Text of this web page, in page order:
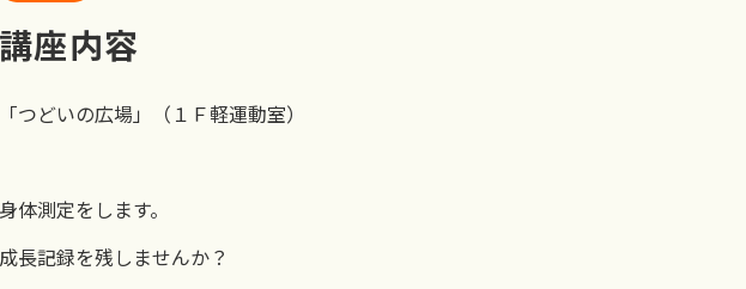
講座内容
「つどいの広場」（１Ｆ軽運動室）
身体測定をします。
成長記録を残しませんか？